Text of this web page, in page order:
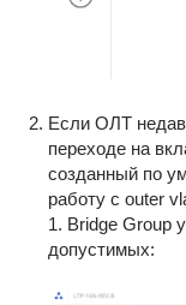
Если ОЛТ
переходе на
созданный по
работу с outer
1. Bridge Group
допустимых: